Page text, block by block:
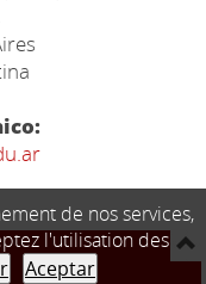
de nos services,
l'utilisation des
Aceptar